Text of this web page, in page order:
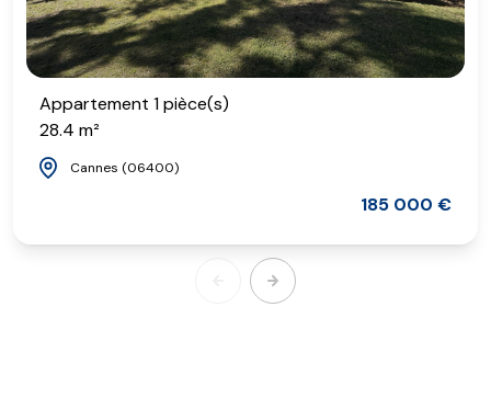
Appartement 1 pièce(s)
28.4 m²
Cannes (06400)
185 000 €